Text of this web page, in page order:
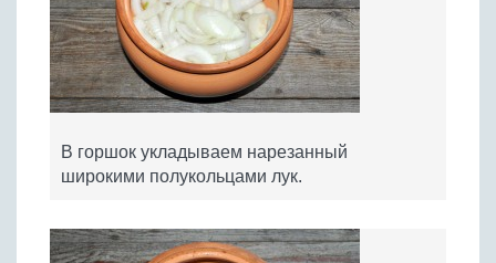
В горшок укладываем нарезанный
широкими полукольцами лук.